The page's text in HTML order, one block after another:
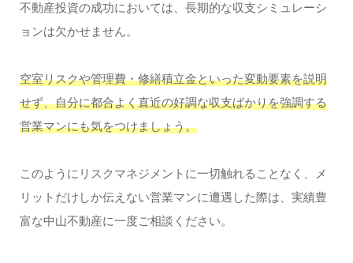
不動産投資の成功においては、長期的な収支シミュレーシ
ョンは欠かせません。
空室リスクや管理費・修繕積立金といった変動要素を説明
せず、自分に都合よく直近の好調な収支ばかりを強調する
営業マンにも気をつけましょう。
このようにリスクマネジメントに一切触れることなく、メ
リットだけしか伝えない営業マンに遭遇した際は、実績豊
富な中山不動産に一度ご相談ください。